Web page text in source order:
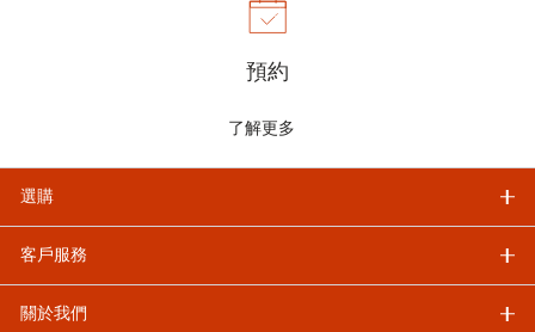
預約
了解更多
選購
客戶服務
關於我們